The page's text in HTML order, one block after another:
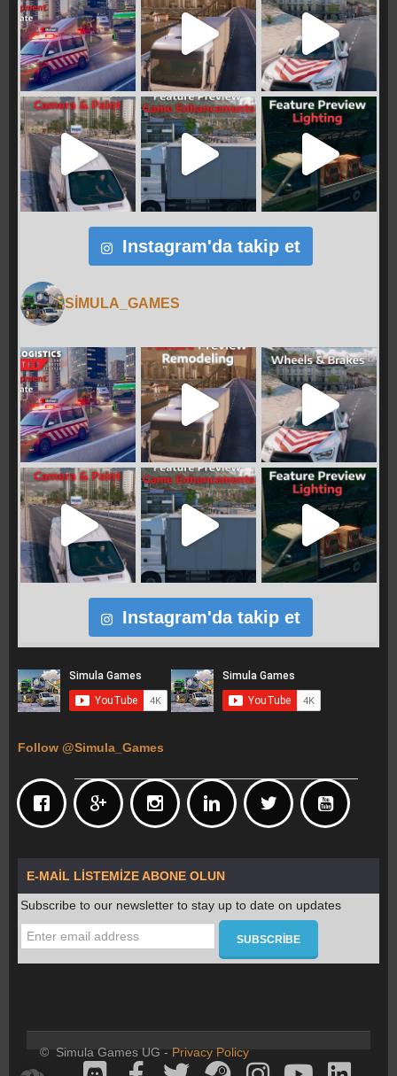
Instagram'da takip et
SIMULA_GAMES
Instagram'da takip et
Follow @Simula_Games
E-MAIL LISTEMIZE ABONE OLUN
Subscribe to our newsletter to stay up to date on updates
© Simula Games UG - Privacy Policy